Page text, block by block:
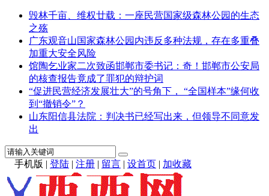
毁林千亩、维权廿载：一座民营国家级森林公园的生态
之殇
广东观音山国家森林公园内违反多种法规，存在多重叠
加重大安全风险
馆陶乞业家二次致函邯郸市委书记：奇！邯郸市公安局
的核查报告竟成了罪犯的辩护词
“促进民营经济发展壮大”的号角下， “全国样本”缘何收
到“撤销令”？
山东阳信县法院：判决书已经写出来，但领导不同意发
出
手机版 | 登陆 | 注册 | 留言 | 设首页 | 加收藏